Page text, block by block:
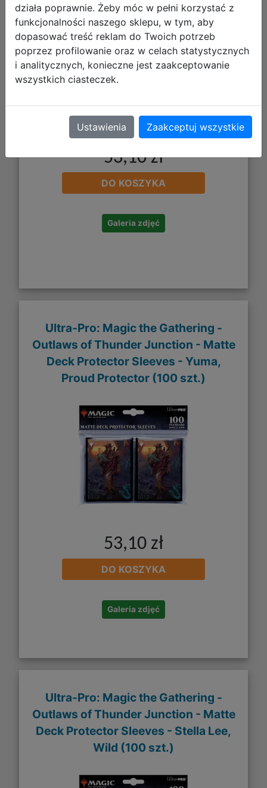
53,10 zł
DO KOSZYKA
Galeria zdjęć
Ultra-Pro: Magic the Gathering -
Outlaws of Thunder Junction - Matte
Deck Protector Sleeves - Yuma,
Proud Protector (100 szt.)
53,10 zł
DO KOSZYKA
Galeria zdjęć
Ultra-Pro: Magic the Gathering -
Outlaws of Thunder Junction - Matte
Deck Protector Sleeves - Stella Lee,
Wild (100 szt.)
działa poprawnie. Żeby móc w pełni korzystać z
funkcjonalności naszego sklepu, w tym, aby
dopasować treść reklam do Twoich potrzeb
poprzez profilowanie oraz w celach statystycznych
i analitycznych, konieczne jest zaakceptowanie
wszystkich ciasteczek.
Ustawienia Zaakceptuj wszystkie